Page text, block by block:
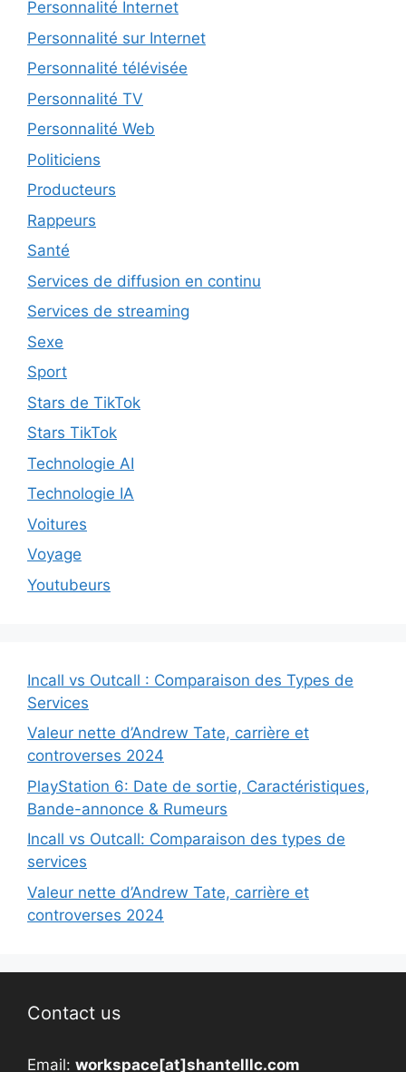
Personnalité Internet
Personnalité sur Internet
Personnalité télévisée
Personnalité TV
Personnalité Web
Politiciens
Producteurs
Rappeurs
Santé
Services de diffusion en continu
Services de streaming
Sexe
Sport
Stars de TikTok
Stars TikTok
Technologie AI
Technologie IA
Voitures
Voyage
Youtubeurs
Incall vs Outcall : Comparaison des Types de
Services
Valeur nette d’Andrew Tate, carrière et
controverses 2024
PlayStation 6: Date de sortie, Caractéristiques,
Bande-annonce & Rumeurs
Incall vs Outcall: Comparaison des types de
services
Valeur nette d’Andrew Tate, carrière et
controverses 2024
Contact us
Email: workspace[at]shantelllc.com